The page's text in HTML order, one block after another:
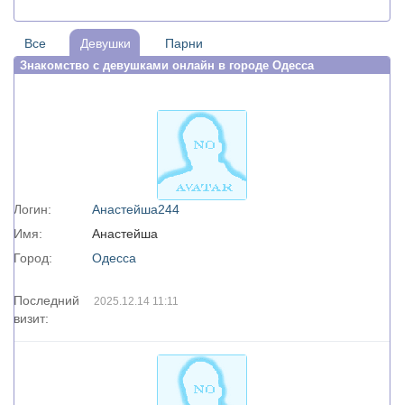
Все Девушки Парни
Знакомство с девушками онлайн в городе Одесса
Логин:
Aнacтeйшa244
Имя:
Анастейша
Город:
Одесса
Последний
визит:
2025.12.14 11:11